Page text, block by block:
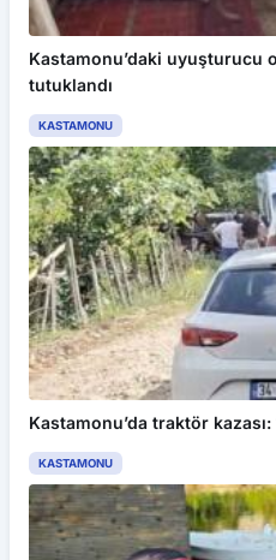
Kastamonu’daki uyuşturucu
tutuklandı
KASTAMONU
Kastamonu’da traktör kazası:
KASTAMONU